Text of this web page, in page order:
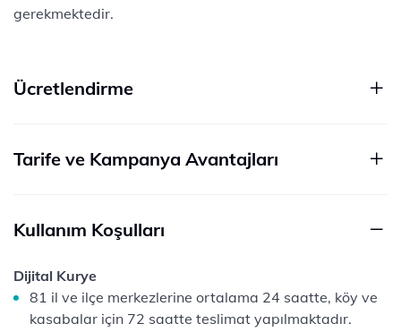
gerekmektedir.
Ücretlendirme
Tarife ve Kampanya Avantajları
Kullanım Koşulları
Dijital Kurye
81 il ve ilçe merkezlerine ortalama 24 saatte, köy ve
kasabalar için 72 saatte teslimat yapılmaktadır.